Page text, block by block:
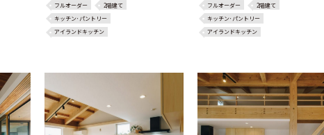
フルオーダー
2階建て
キッチン･パントリー
アイランドキッチン
フルオーダー
2階建て
キッチン･パントリー
アイランドキッチン